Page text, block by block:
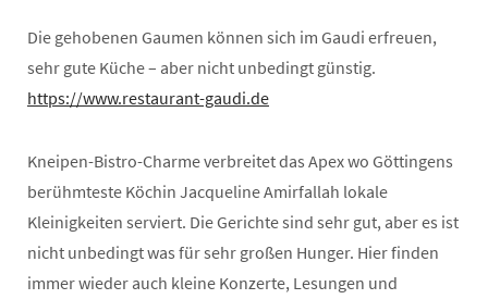
Die gehobenen Gaumen können sich im Gaudi erfreuen,
sehr gute Küche – aber nicht unbedingt günstig.
https://www.restaurant-gaudi.de
Kneipen-Bistro-Charme verbreitet das Apex wo Göttingens
berühmteste Köchin Jacqueline Amirfallah lokale
Kleinigkeiten serviert. Die Gerichte sind sehr gut, aber es ist
nicht unbedingt was für sehr großen Hunger. Hier finden
immer wieder auch kleine Konzerte, Lesungen und